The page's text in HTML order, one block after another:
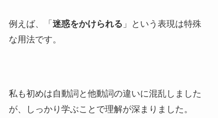
例えば、「 迷惑をかけられる 」という表現は特殊
な用法です。
私も初めは自動詞と他動詞の違いに混乱しました
が、しっかり学ぶことで理解が深まりました。